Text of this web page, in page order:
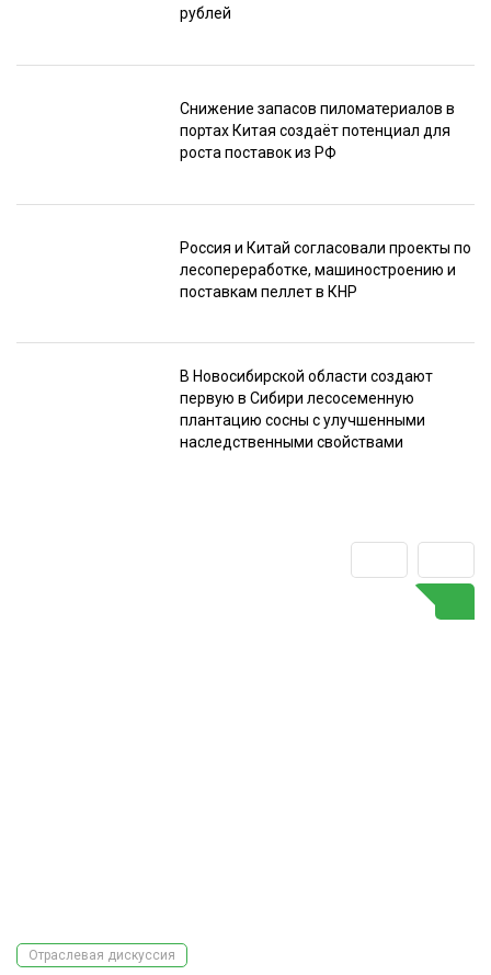
рублей
Снижение запасов пиломатериалов в
портах Китая создаёт потенциал для
роста поставок из РФ
Россия и Китай согласовали проекты по
лесопереработке, машиностроению и
поставкам пеллет в КНР
В Новосибирской области создают
первую в Сибири лесосеменную
плантацию сосны с улучшенными
наследственными свойствами
Отраслевая дискуссия